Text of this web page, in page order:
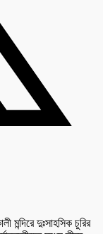
মন্দিরে দুঃসাহসিক চুরির